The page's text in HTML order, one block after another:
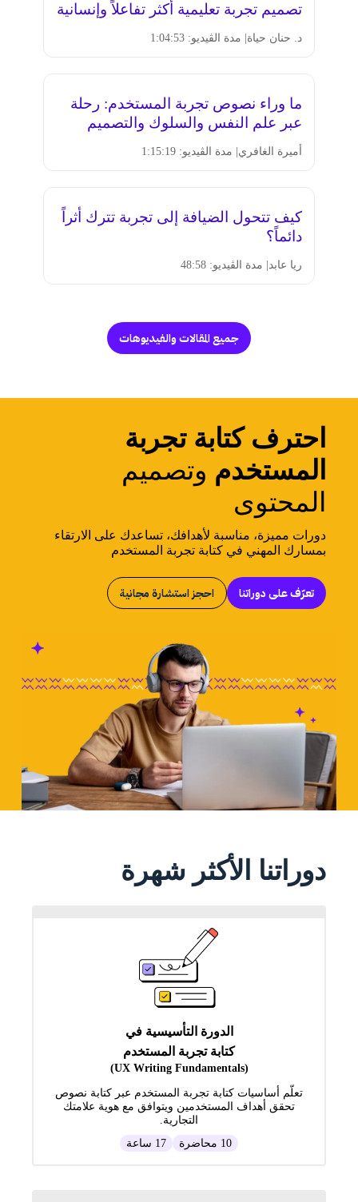
تصميم تجربة تعليمية أكثر تفاعلاً وإنسانية
د. حنان حياة | مدة الڤيديو: 1:04:53
ما وراء نصوص تجربة المستخدم: رحلة
عبر علم النفس والسلوك والتصميم
أميرة الغافري | مدة الڤيديو: 1:15:19
كيف تتحول الضيافة إلى تجربة تترك أثراً
دائماً؟
ريا عابد | مدة الڤيديو: 48:58
جميع المقالات والفيديوهات
احترف كتابة تجربة
المستخدم وتصميم
المحتوى
دورات مميزة، مناسبة لأهدافك، تساعدك على الارتقاء
بمسارك المهني في كتابة تجربة المستخدم
تعرّف على دوراتنا احجز استشارة مجانية
دوراتنا الأكثر شهرة
الدورة التأسيسية في
كتابة تجربة المستخدم
(UX Writing Fundamentals)
تعلّم أساسيات كتابة تجربة المستخدم عبر كتابة نصوص
تحقق أهداف المستخدمين ويتوافق مع هوية علامتك
التجارية.
10 محاضرة
17 ساعة